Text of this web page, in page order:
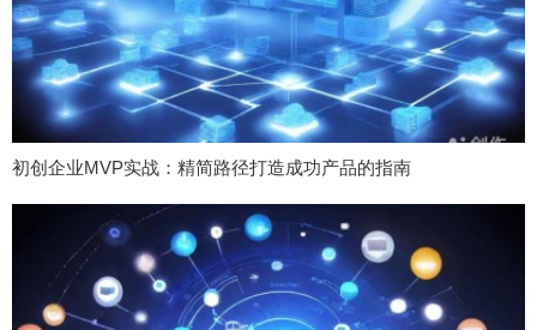
初创企业MVP实战：精简路径打造成功产品的指南